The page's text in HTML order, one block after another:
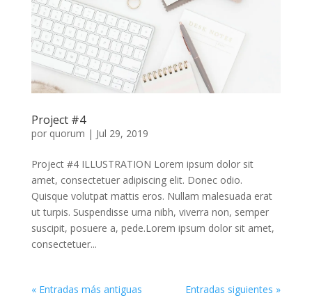
Project #4
por quorum | Jul 29, 2019
Project #4 ILLUSTRATION Lorem ipsum dolor sit
amet, consectetuer adipiscing elit. Donec odio.
Quisque volutpat mattis eros. Nullam malesuada erat
ut turpis. Suspendisse urna nibh, viverra non, semper
suscipit, posuere a, pede.Lorem ipsum dolor sit amet,
consectetuer...
« Entradas más antiguas Entradas siguientes »